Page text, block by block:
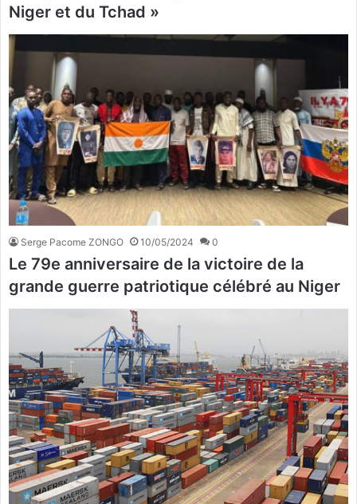
Niger et du Tchad »
Serge Pacome ZONGO 10/05/2024 0
Le 79e anniversaire de la victoire de la
grande guerre patriotique célébré au Niger